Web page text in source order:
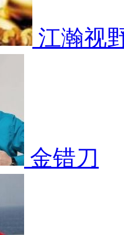
江瀚视
金错刀